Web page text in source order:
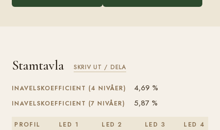
Stamtavla SKRIV UT / DELA
INAVELSKOEFFICIENT (4 NIVÅER) 4,69 %
INAVELSKOEFFICIENT (7 NIVÅER) 5,87 %
PROFIL LED 1 LED 2 LED 3 LED 4